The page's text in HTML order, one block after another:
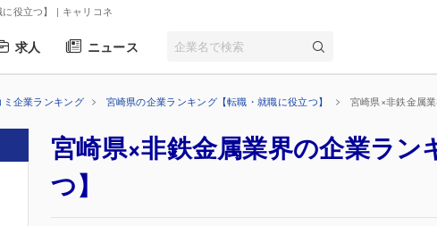
役立つ】 | キャリコネ
求人 ニュース
企業ランキング 宮崎県の企業ランキング【転職・就職に役立つ】 宮崎県×非鉄金属
宮崎県×非鉄金属業界の企業ラ
つ】